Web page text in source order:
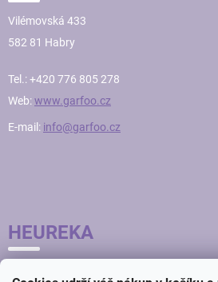
Vilémovská 433
582 81 Habry
Tel.: +420 776 805 278
Web:www.garfoo.cz
E-mail: info@garfoo.cz
HEUREKA